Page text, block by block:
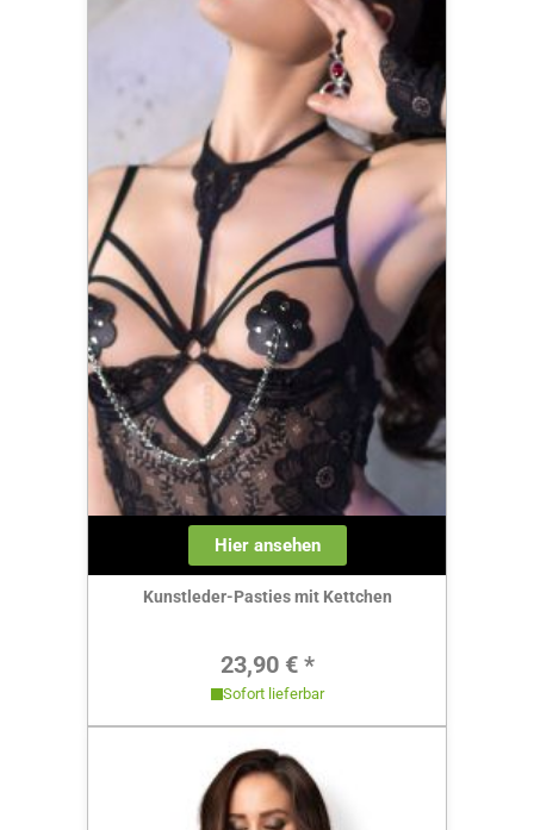
Hier ansehen
Kunstleder-Pasties mit Kettchen
Regulärer Preis:
23,90 € *
Sofort lieferbar